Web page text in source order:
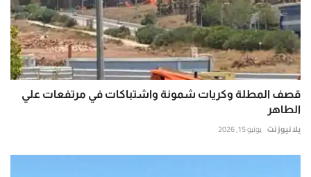
قصف المطلة وكريات شمونة واشتباكات في مرتفعات علي
الطاهر
يلا نيوز نت يونيو 15, 2026